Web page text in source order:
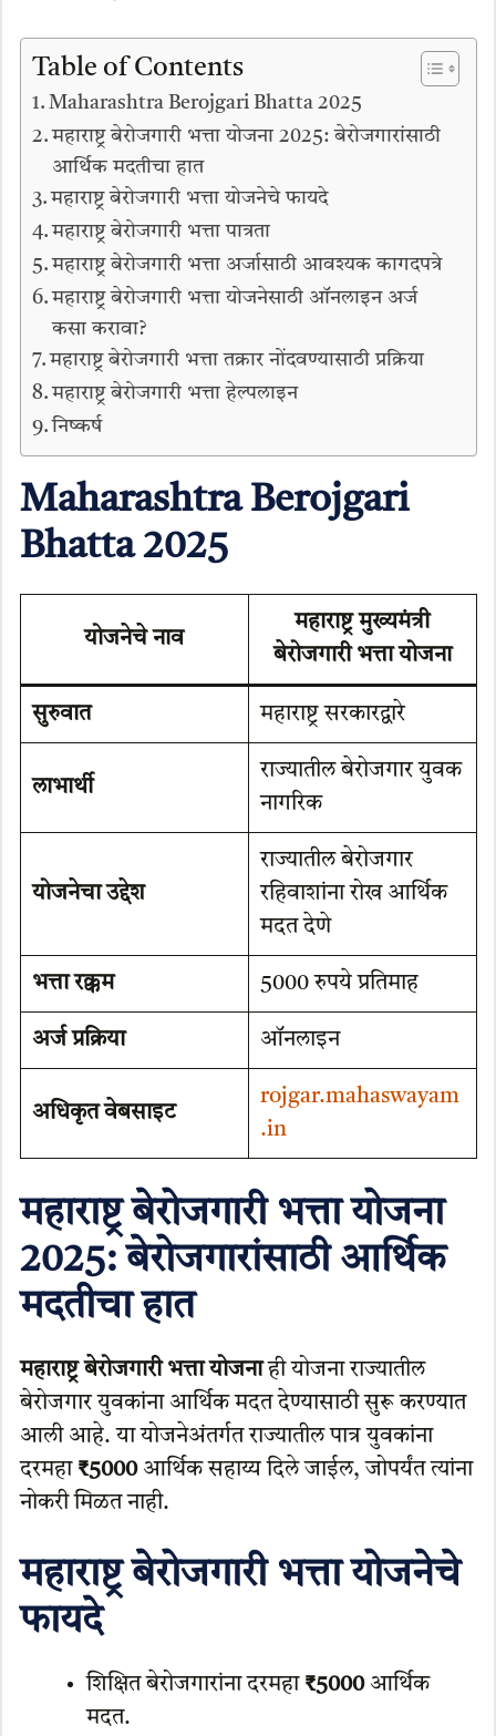
Table of Contents
Maharashtra Berojgari Bhatta 2025
महाराष्ट्र बेरोजगारी भत्ता योजना 2025: बेरोजगारांसाठी
आर्थिक मदतीचा हात
महाराष्ट्र बेरोजगारी भत्ता योजनेचे फायदे
महाराष्ट्र बेरोजगारी भत्ता पात्रता
महाराष्ट्र बेरोजगारी भत्ता अर्जासाठी आवश्यक कागदपत्रे
महाराष्ट्र बेरोजगारी भत्ता योजनेसाठी ऑनलाइन अर्ज
कसा करावा?
महाराष्ट्र बेरोजगारी भत्ता तक्रार नोंदवण्यासाठी प्रक्रिया
महाराष्ट्र बेरोजगारी भत्ता हेल्पलाइन
निष्कर्ष
Maharashtra Berojgari
Bhatta 2025
योजनेचे नाव
महाराष्ट्र मुख्यमंत्री
बेरोजगारी भत्ता योजना
सुरुवात महाराष्ट्र सरकारद्वारे
लाभार्थी
राज्यातील बेरोजगार युवक
नागरिक
योजनेचा उद्देश
राज्यातील बेरोजगार
रहिवाशांना रोख आर्थिक
मदत देणे
भत्ता रक्कम 5000 रुपये प्रतिमाह
अर्ज प्रक्रिया ऑनलाइन
अधिकृत वेबसाइट
rojgar.mahaswayam
.in
महाराष्ट्र बेरोजगारी भत्ता योजना
2025: बेरोजगारांसाठी आर्थिक
मदतीचा हात
महाराष्ट्र बेरोजगारी भत्ता योजनाही योजना राज्यातील
बेरोजगार युवकांना आर्थिक मदत देण्यासाठी सुरू करण्यात
आली आहे. या योजनेअंतर्गत राज्यातील पात्र युवकांना
दरमहा ₹5000आर्थिक सहाय्य दिले जाईल, जोपर्यंत त्यांना
नोकरी मिळत नाही.
महाराष्ट्र बेरोजगारी भत्ता योजनेचे
फायदे
शिक्षित बेरोजगारांना दरमहा ₹5000आर्थिक
मदत.